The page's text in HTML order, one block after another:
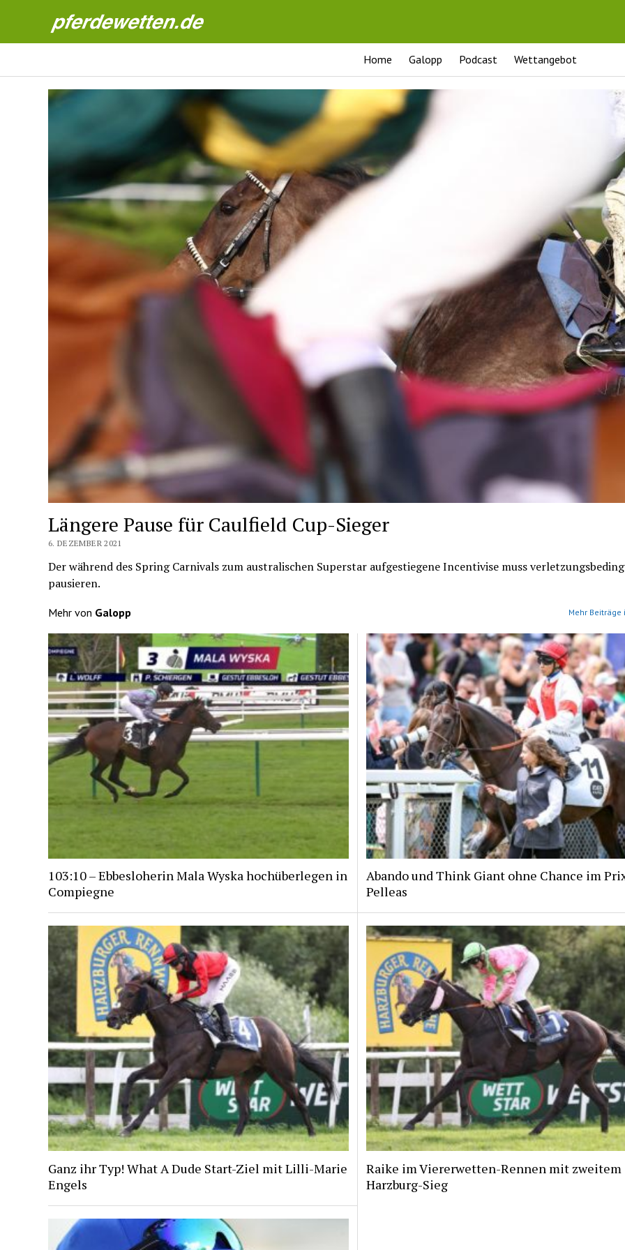
Pferdewetten News
Home Galopp Podcast Wettangebot
Längere Pause für Caulfield Cup-Sieger
6. DEZEMBER 2021
Der während des Spring Carnivals zum australischen Superstar aufgestiegene Incentivise muss
pausieren.
Mehr von Galopp Mehr Beiträge
103:10 – Ebbesloherin Mala Wyska hochüberlegen in
Compiegne
Abando und Think Giant ohne Chance im
Pelleas
Ganz ihr Typ! What A Dude Start-Ziel mit Lilli-Marie
Engels
Raike im Viererwetten-Rennen mit zweitem
Harzburg-Sieg